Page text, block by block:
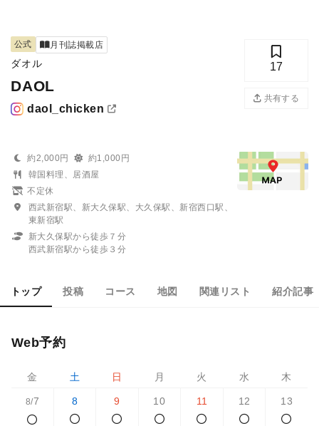
公式 月刊誌掲載店
ダオル
DAOL
daol_chicken
17
共有する
約2,000円
約1,000円
韓国料理、居酒屋
不定休
西武新宿駅、新大久保駅、大久保駅、新宿西口駅、
東新宿駅
新大久保駅から徒歩７分
西武新宿駅から徒歩３分
トップ 投稿 コース 地図 関連リスト 紹介記事
Web予約
金 土 日 月 火 水 木
8/7 8 9 10 11 12 13